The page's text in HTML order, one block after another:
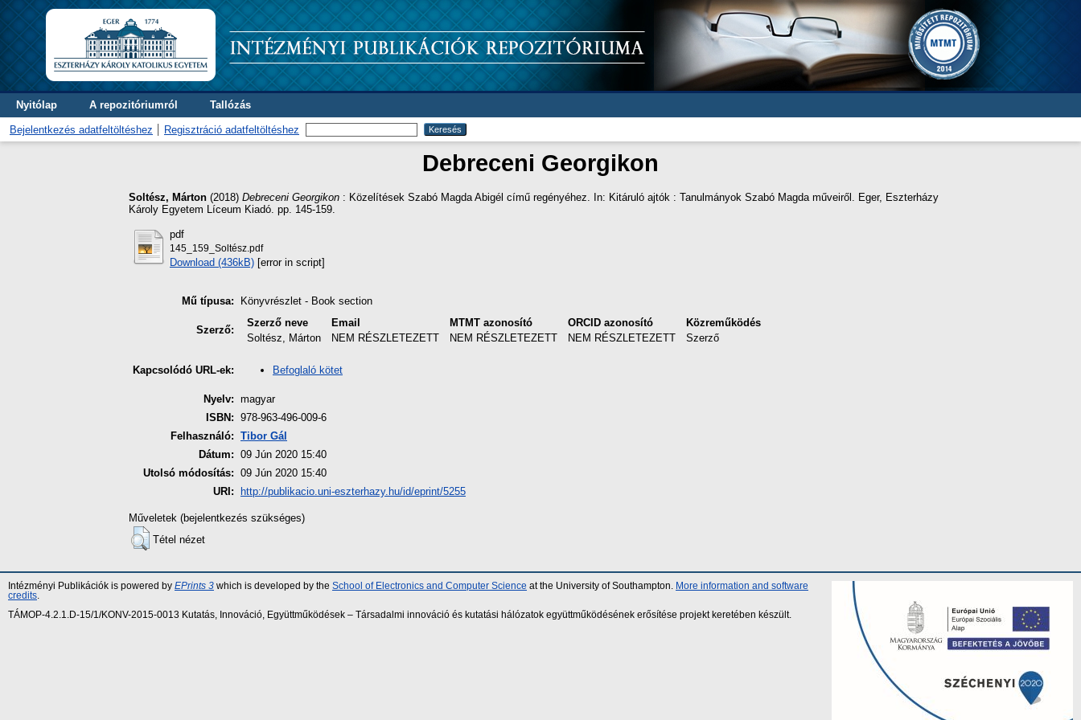
Nyitólap A repozitóriumról Tallózás
Bejelentkezés adatfeltöltéshez Regisztráció adatfeltöltéshez
Debreceni Georgikon
Soltész, Márton (2018) Debreceni Georgikon : Közelítések Szabó Magda Abigél című regényéhez. In: Kitáruló ajtók : Tanulmányok Szabó Magda műveiről. Eger, Eszterházy
Károly Egyetem Líceum Kiadó. pp. 145-159.
pdf
145_159_Soltész.pdf
Download (436kB) [error in script]
Mű típusa: Könyvrészlet - Book section
Szerző:
Szerző neve Email MTMT azonosító ORCID azonosító
Közreműködés
Soltész, Márton
NEM RÉSZLETEZETT NEM RÉSZLETEZETT NEM RÉSZLETEZETT Szerző
Kapcsolódó URL-ek: Befoglaló kötet
Nyelv: magyar
ISBN: 978-963-496-009-6
Felhasználó: Tibor Gál
Dátum: 09 Jún 2020 15:40
Utolsó módosítás: 09 Jún 2020 15:40
URI:
http://publikacio.uni-eszterhazy.hu/id/eprint/5255
Műveletek (bejelentkezés szükséges)
Tétel nézet
Intézményi Publikációk is powered by EPrints 3 which is developed by the School of Electronics and Computer Science at the University of Southampton.
More information and software
credits
TÁMOP-4.2.1.D-15/1/KONV-2015-0013 Kutatás, Innováció, Együttműködések – Társadalmi innováció és kutatási hálózatok együttműködésének erősítése projekt keretében készült.